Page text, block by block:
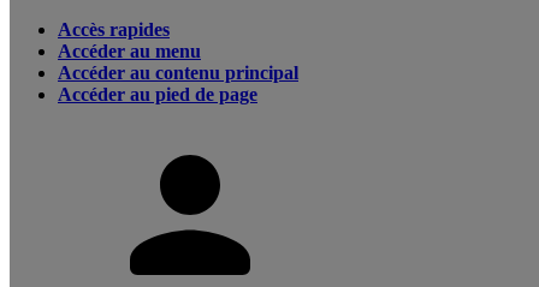
Accès rapides
Accéder au menu
Accéder au contenu principal
Accéder au pied de page